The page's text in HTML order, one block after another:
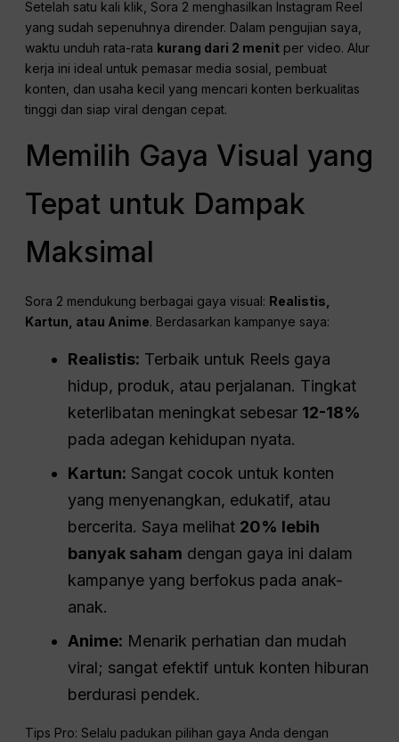
Setelah satu kali klik, Sora 2 menghasilkan Instagram Reel
yang sudah sepenuhnya dirender. Dalam pengujian saya,
waktu unduh rata-rata kurang dari 2 menit per video. Alur
kerja ini ideal untuk pemasar media sosial, pembuat
konten, dan usaha kecil yang mencari konten berkualitas
tinggi dan siap viral dengan cepat.
Memilih Gaya Visual yang
Tepat untuk Dampak
Maksimal
Sora 2 mendukung berbagai gaya visual: Realistis,
Kartun, atau Anime. Berdasarkan kampanye saya:
Realistis: Terbaik untuk Reels gaya
hidup, produk, atau perjalanan. Tingkat
keterlibatan meningkat sebesar 12-18%
pada adegan kehidupan nyata.
Kartun: Sangat cocok untuk konten
yang menyenangkan, edukatif, atau
bercerita. Saya melihat 20% lebih
banyak saham dengan gaya ini dalam
kampanye yang berfokus pada anak-
anak.
Anime: Menarik perhatian dan mudah
viral; sangat efektif untuk konten hiburan
berdurasi pendek.
Tips Pro: Selalu padukan pilihan gaya Anda dengan